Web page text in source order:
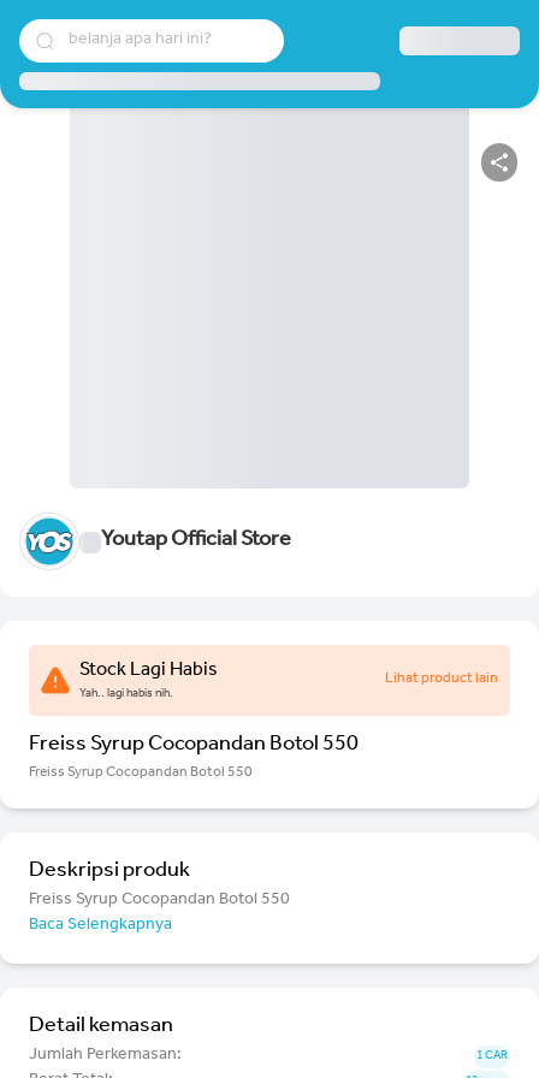
belanja apa hari ini?
Youtap Official Store
Stock Lagi Habis
Yah.. lagi habis nih.
Lihat product lain
Freiss Syrup Cocopandan Botol 550
Freiss Syrup Cocopandan Botol 550
Deskripsi produk
Freiss Syrup Cocopandan Botol 550
Baca Selengkapnya
Detail kemasan
Jumlah Perkemasan: 1 CAR